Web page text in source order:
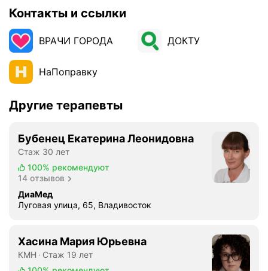
Контакты и ссылки
ВРАЧИ ГОРОДА ДОКТУ
НаПоправку
Другие терапевты
Бубенец Екатерина Леонидовна
Стаж 30 лет
100% рекомендуют
14 отзывов
ДиаМед
Луговая улица, 65, Владивосток
Хасина Мария Юрьевна
КМН
Стаж 19 лет